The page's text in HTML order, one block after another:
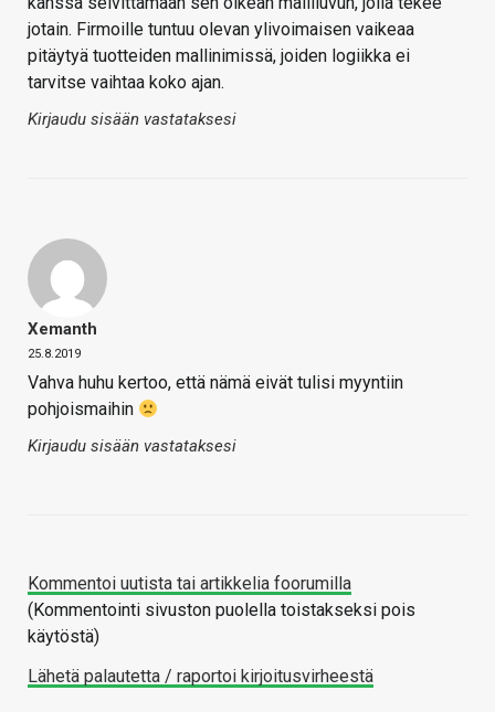
jotain. Firmoille tuntuu olevan ylivoimaisen vaikeaa
pitäytyä tuotteiden mallinimissä, joiden logiikka ei
tarvitse vaihtaa koko ajan.
Kirjaudu sisään vastataksesi
Xemanth
25.8.2019
Vahva huhu kertoo, että nämä eivät tulisi myyntiin
pohjoismaihin
Kirjaudu sisään vastataksesi
Kommentoi uutista tai artikkelia foorumilla
(Kommentointi sivuston puolella toistakseksi pois
käytöstä)
Lähetä palautetta / raportoi kirjoitusvirheestä